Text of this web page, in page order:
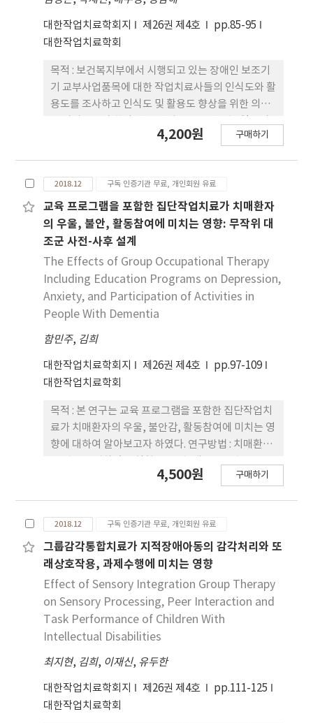
사 결과 내구성(4.48±.62)이 가장 좋은 점수로 평가
되었고 안전성(4.38±.63), 필요성(4.33±.73), 범용
성(4.3±.61) 순서로 점수가 높았고 크기 적절성
(3.93±.67)이 가장 낮은 점수를 받았다. 사용 후 주관
적 의견 조사에서 ‘몸을 회전하지 않아도 되니 편하
다(30.8%)’가 가장 많았다. 결론 : 본 연구결과 전면
진입착석 화장실이 근골격계질환의 위험성을 낮출 수
중재 방법을 고려할 경우 응용할 수 있는 참고자료로
활용하길 바라며 추후 연구에서 개인적 화장실 뿐만
아니라 공공화장실에서도 활용할 수 있는 작업치료학
의 발전에 기초자료로 활용되길 기대한다.
대한작업치료학회지 제26권 제4호
pp.85-95
대한작업치료학회
목적 : 보건복지부에서 시행되고 있는 장애인 보조기
기 교부사업품목에 대한 작업치료사들의 인식도와 활
용도를 조사하고 인식도 및 활용도 향상을 위한 의견
31일까지 부산·경남지역에서 근무하고 있는 작업치
도, 보조기기 인식도 및 활용도 향상을 위한 방안으로
구성되었고, 총 68문항이다. 결과 : 설문에 참여한 작
업치료사 중 96.2%가 보조기기는 장애인의 생활에
도움이 된다고 응답하였고, 도움이 되는 일상생활영
역에 대해서는 운동성과 이동하기 영역이 가장 높았
고 컴퓨터사용 영역이 가장 낮았다. 보조기기 품목별
인식도에서는 기울어진 숟가락과 두꺼운 손잡이와 식
사 보조기기가 가장 높은 반면, 시각 신호표시기가 가
장 낮았다. 보조기기 품목별 활용도에서는 욕창 예방
용 방석 및 커버가 가장 높았고 시각 신호표시기와 음
한 질문에는 ‘가끔 한다’가 67.4%로 가장 높았으
며, 향후 활용계획에 대해서는 ‘그렇다’라고 응답
한 치료사가 77.3%로 가장 많았다. 보조기기 활용도
향상을 위해서는 43.2%가 기관의 재정적 지원,
32.6%가 보험수가 도입, 22.7%가 교육기회 제공이
필요하다고 응답하였다. 보조기기 관련 교육에 대해
서는 32.6%와 65.2%가 각각 ‘매우 필요하다.’,
‘필요하다’라고 응답하였고, 교육유형으로는
조공학 관련 세미나가 필요하다고 하였다. 결론 : 본
연구는 추후 재활보조공학에 관한 교육 시 기초자료
로 활용할 수 있을 것이다.
4,200원 구매하기
2018.12 구독 인증기관 무료, 개인회원 유료
교육 프로그램을 포함한 집단작업치료가 치매환자
의 우울, 불안, 활동참여에 미치는 영향: 무작위 대
조군 사전-사후 설계
The Effects of Group Occupational Therapy
Including Education Programs on Depression,
Anxiety, and Participation of Activities in
People With Dementia
함민주, 김희
대한작업치료학회지 제26권 제4호
pp.97-109
대한작업치료학회
목적 : 본 연구는 교육 프로그램을 포함한 집단작업치
료가 치매환자의 우울, 불안감, 활동참여에 미치는 영
향에 대하여 알아보고자 하였다. 연구방법 : 치매환자
작위 배정하였다. 실험군은 집단작업치료와 교육 프
동일하였으나 실험군의 치매환자와 보호자에게는 4
가지 주제의 교육 프로그램을 하루 30분, 8회기 동안
추가로 실시하였다. 중재 전·후의 비교를 위하여 한
국판 노인 우울척도(Korean form of Geriatric
Depression Scale; K-GDS), 해밀톤 불안검사
(Hamilton Anxiety Scale; HAM-A), 상태-특성 불
안검사(State-Trait Anxiety Inventory; STAI-X-
Sort; K-ACS)를 사용하였다. 결과 : 중재 전·후의
작업치료군의 우울과 불안이 통계적으로 유의미하게
감소하였다(p<.05). 결론 : 교육 프로그램을 포함한
4,500원 구매하기
2018.12 구독 인증기관 무료, 개인회원 유료
그룹감각통합치료가 지적장애아동의 감각처리와 또
래상호작용, 과제수행에 미치는 영향
Effect of Sensory Integration Group Therapy
on Sensory Processing, Peer Interaction and
Task Performance of Children With
Intellectual Disabilities
최지현, 김희, 이재신, 유두한
대한작업치료학회지 제26권 제4호
pp.111-125
대한작업치료학회